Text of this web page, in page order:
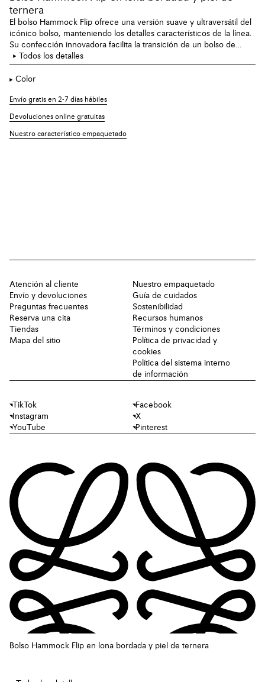
Bolso Hammock Flip en lona bordada y piel de ternera
ternera
El bolso Hammock Flip ofrece una versión suave y ultraversátil del
icónico bolso, manteniendo los detalles característicos de la línea.
Su confección innovadora facilita la transición de un bolso de
hombro versátil a un bolso hobo adaptable al cuerpo. Esta versión
mediana está confeccionada en lona multicolor bordada y
realzada con detalles en piel.
Todos los detalles
Color
Envío gratis en 2-7 días hábiles
Devoluciones online gratuitas
Nuestro característico empaquetado
Atención al cliente
Envío y devoluciones
Preguntas frecuentes
Reserva una cita
Tiendas
Mapa del sitio
Nuestro empaquetado
Guía de cuidados
Sostenibilidad
Recursos humanos
Términos y condiciones
Política de privacidad y
cookies
Política del sistema interno
de información
TikTok
Facebook
Instagram
X
YouTube
Pinterest